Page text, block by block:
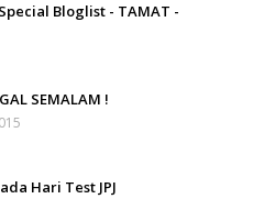
Bloglist - TAMAT -
SEMALAM !
Hari Test JPJ